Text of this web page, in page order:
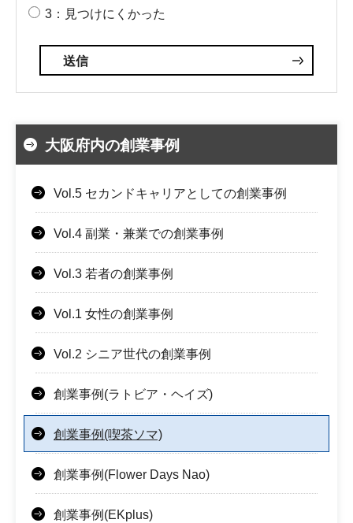
3：見つけにくかった
大阪府内の創業事例
Vol.5 セカンドキャリアとしての創業事例
Vol.4 副業・兼業での創業事例
Vol.3 若者の創業事例
Vol.1 女性の創業事例
Vol.2 シニア世代の創業事例
創業事例(ラトビア・ヘイズ)
創業事例(喫茶ソマ)
創業事例(Flower Days Nao)
創業事例(EKplus)